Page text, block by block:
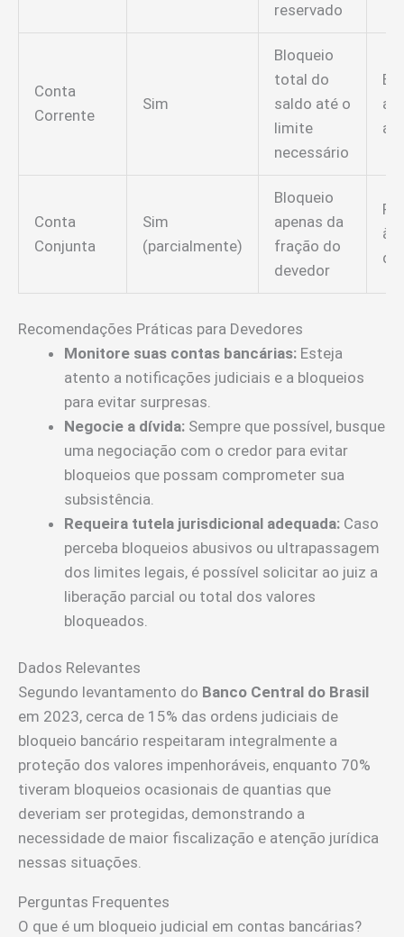
reservado
Conta
Corrente
Sim
Bloqueio
total do
saldo até o
limite
necessário
ao
Conta
Conjunta
Sim
(parcialmente)
Bloqueio
apenas da
fração do
devedor
à
da
Recomendações Práticas para Devedores
Monitore suas contas bancárias: Esteja
atento a notificações judiciais e a bloqueios
para evitar surpresas.
Negocie a dívida: Sempre que possível, busque
uma negociação com o credor para evitar
bloqueios que possam comprometer sua
subsistência.
Requeira tutela jurisdicional adequada: Caso
perceba bloqueios abusivos ou ultrapassagem
dos limites legais, é possível solicitar ao juiz a
liberação parcial ou total dos valores
bloqueados.
Dados Relevantes
Segundo levantamento do Banco Central do Brasil
em 2023, cerca de 15% das ordens judiciais de
bloqueio bancário respeitaram integralmente a
proteção dos valores impenhoráveis, enquanto 70%
tiveram bloqueios ocasionais de quantias que
deveriam ser protegidas, demonstrando a
necessidade de maior fiscalização e atenção jurídica
nessas situações.
Perguntas Frequentes
O que é um bloqueio judicial em contas bancárias?